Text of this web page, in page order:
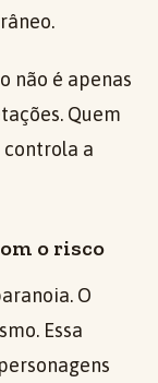
não é apenas
Quem
controla a
o risco
O
Essa